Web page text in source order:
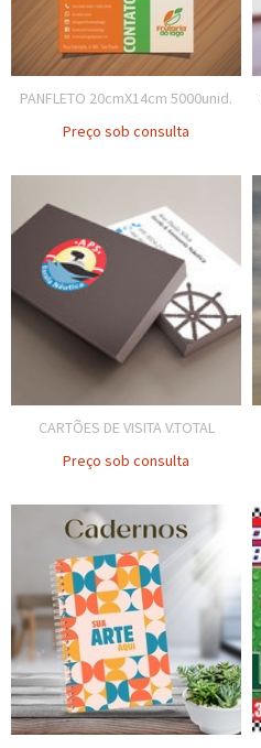
PANFLETO 20cmX14cm 5000unid.
Preço sob consulta
CARTÕES DE VISITA V.TOTAL
Preço sob consulta